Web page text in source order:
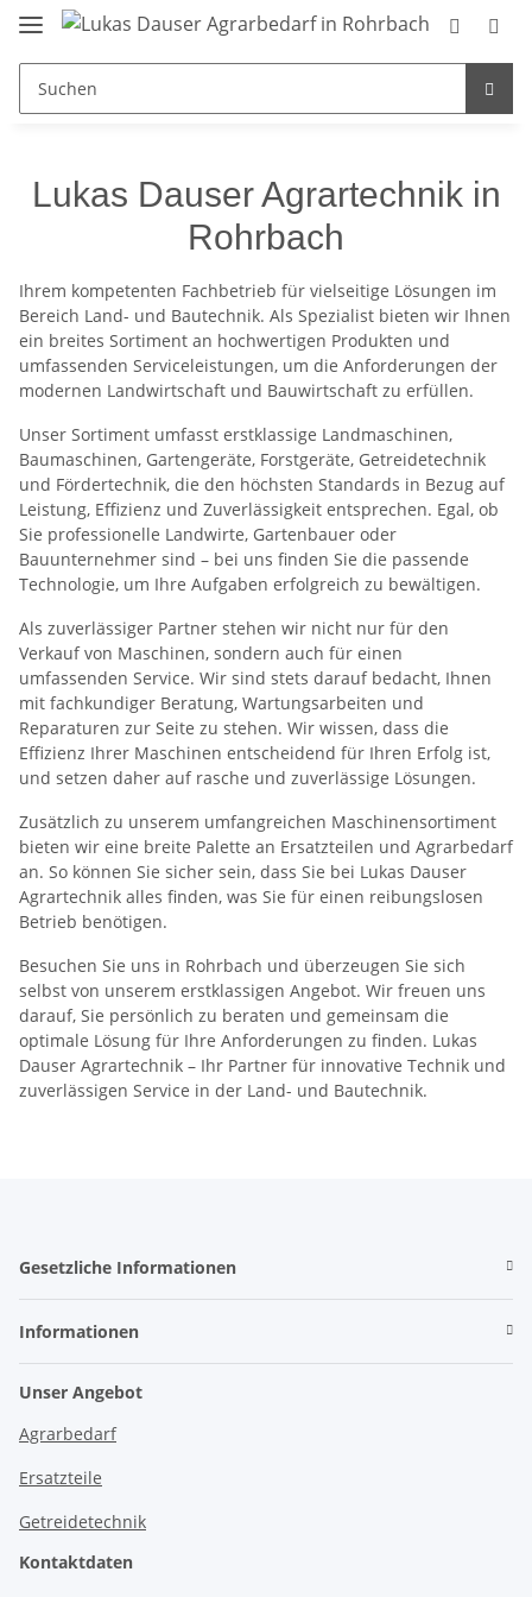
Lukas Dauser Agrartechnik in
Rohrbach
Ihrem kompetenten Fachbetrieb für vielseitige Lösungen im
Bereich Land- und Bautechnik. Als Spezialist bieten wir Ihnen
ein breites Sortiment an hochwertigen Produkten und
umfassenden Serviceleistungen, um die Anforderungen der
modernen Landwirtschaft und Bauwirtschaft zu erfüllen.
Unser Sortiment umfasst erstklassige Landmaschinen,
Baumaschinen, Gartengeräte, Forstgeräte, Getreidetechnik
und Fördertechnik, die den höchsten Standards in Bezug auf
Leistung, Effizienz und Zuverlässigkeit entsprechen. Egal, ob
Sie professionelle Landwirte, Gartenbauer oder
Bauunternehmer sind – bei uns finden Sie die passende
Technologie, um Ihre Aufgaben erfolgreich zu bewältigen.
Als zuverlässiger Partner stehen wir nicht nur für den
Verkauf von Maschinen, sondern auch für einen
umfassenden Service. Wir sind stets darauf bedacht, Ihnen
mit fachkundiger Beratung, Wartungsarbeiten und
Reparaturen zur Seite zu stehen. Wir wissen, dass die
Effizienz Ihrer Maschinen entscheidend für Ihren Erfolg ist,
und setzen daher auf rasche und zuverlässige Lösungen.
Zusätzlich zu unserem umfangreichen Maschinensortiment
bieten wir eine breite Palette an Ersatzteilen und Agrarbedarf
an. So können Sie sicher sein, dass Sie bei Lukas Dauser
Agrartechnik alles finden, was Sie für einen reibungslosen
Betrieb benötigen.
Besuchen Sie uns in Rohrbach und überzeugen Sie sich
selbst von unserem erstklassigen Angebot. Wir freuen uns
darauf, Sie persönlich zu beraten und gemeinsam die
optimale Lösung für Ihre Anforderungen zu finden. Lukas
Dauser Agrartechnik – Ihr Partner für innovative Technik und
zuverlässigen Service in der Land- und Bautechnik.
Gesetzliche Informationen
Informationen
Unser Angebot
Agrarbedarf
Ersatzteile
Getreidetechnik
Kontaktdaten